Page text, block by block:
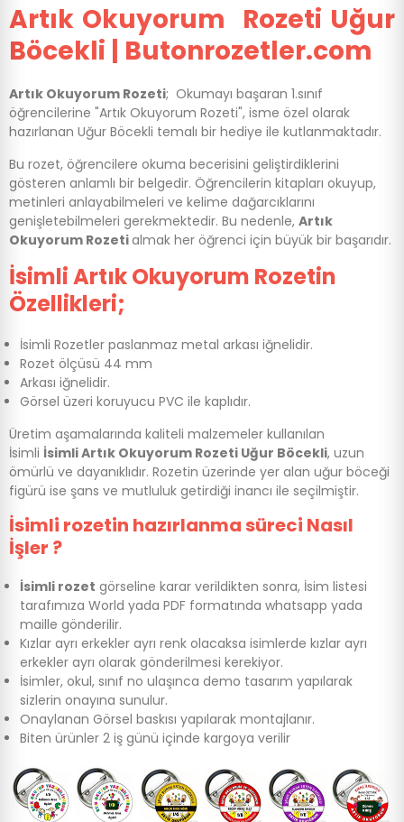
Artık Okuyorum Rozeti Uğur
Böcekli | Butonrozetler.com
Artık Okuyorum Rozeti; Okumayı başaran 1.sınıf
öğrencilerine "Artık Okuyorum Rozeti", isme özel olarak
hazırlanan Uğur Böcekli temalı bir hediye ile kutlanmaktadır.
Bu rozet, öğrencilere okuma becerisini geliştirdiklerini
gösteren anlamlı bir belgedir. Öğrencilerin kitapları okuyup,
metinleri anlayabilmeleri ve kelime dağarcıklarını
genişletebilmeleri gerekmektedir. Bu nedenle, Artık
Okuyorum Rozetialmak her öğrenci için büyük bir başarıdır.
İsimli Artık Okuyorum Rozetin
Özellikleri;
İsimli Rozetler paslanmaz metal arkası iğnelidir.
Rozet ölçüsü 44 mm
Arkası iğnelidir.
Görsel üzeri koruyucu PVC ile kaplıdır.
Üretim aşamalarında kaliteli malzemeler kullanılan
İsimli İsimli Artık Okuyorum Rozeti Uğur Böcekli, uzun
ömürlü ve dayanıklıdır. Rozetin üzerinde yer alan uğur böceği
figürü ise şans ve mutluluk getirdiği inancı ile seçilmiştir.
İsimli rozetin hazırlanma süreci Nasıl
İşler ?
İsimli rozet görseline karar verildikten sonra, İsim listesi
tarafımıza World yada PDF formatında whatsapp yada
maille gönderilir.
Kızlar ayrı erkekler ayrı renk olacaksa isimlerde kızlar ayrı
erkekler ayrı olarak gönderilmesi kerekiyor.
İsimler, okul, sınıf no ulaşınca demo tasarım yapılarak
sizlerin onayına sunulur.
Onaylanan Görsel baskısı yapılarak montajlanır.
Biten ürünler 2 iş günü içinde kargoya verilir